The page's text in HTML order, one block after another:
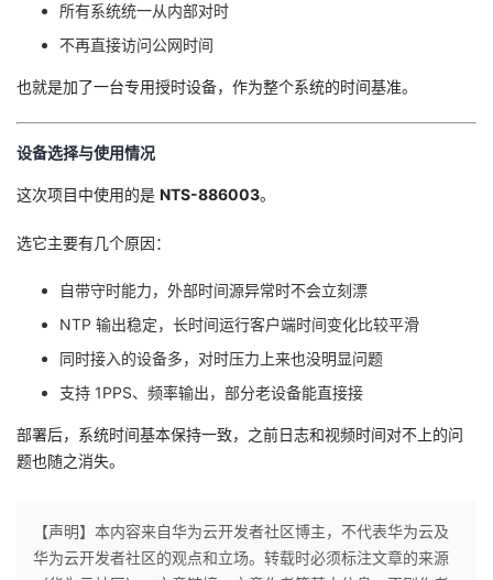
者
学
堂
我
程
认
的
验
我
收
藏
支
持
我
的
技
支
我
的
声
议
所有系统统一从内部对时
不再直接访问公网时间
也就是加了一台专用授时设备，作为整个系统的时间基准。
设备选择与使用情况
这次项目中使用的是 NTS-886003。
选它主要有几个原因：
自带守时能力，外部时间源异常时不会立刻漂
NTP 输出稳定，长时间运行客户端时间变化比较平滑
同时接入的设备多，对时压力上来也没明显问题
支持 1PPS、频率输出，部分老设备能直接接
部署后，系统时间基本保持一致，之前日志和视频时间对不上的问
题也随之消失。
【声明】本内容来自华为云开发者社区博主，不代表华为云及
华为云开发者社区的观点和立场。转载时必须标注文章的来源